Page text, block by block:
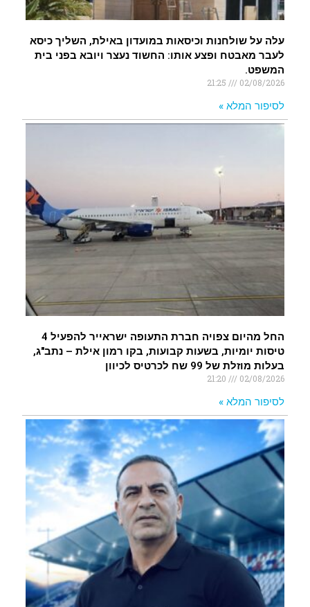
עלה על שולחנות וכיסאות במועדון באילת, השליך כיסא
לעבר מאבטח ופצע אותו: החשוד נעצר ויובא בפני בית
המשפט.
02/08/2026
לסיפור המלא »
החל מהיום צפויה חברת התעופה ישראייר להפעיל 4
טיסות יומיות, בשעות קבועות, בקו רמון אילת – נתב"ג,
בעלות מוזלת של 99 שח לכרטיס לכיוון
02/08/2026
לסיפור המלא »